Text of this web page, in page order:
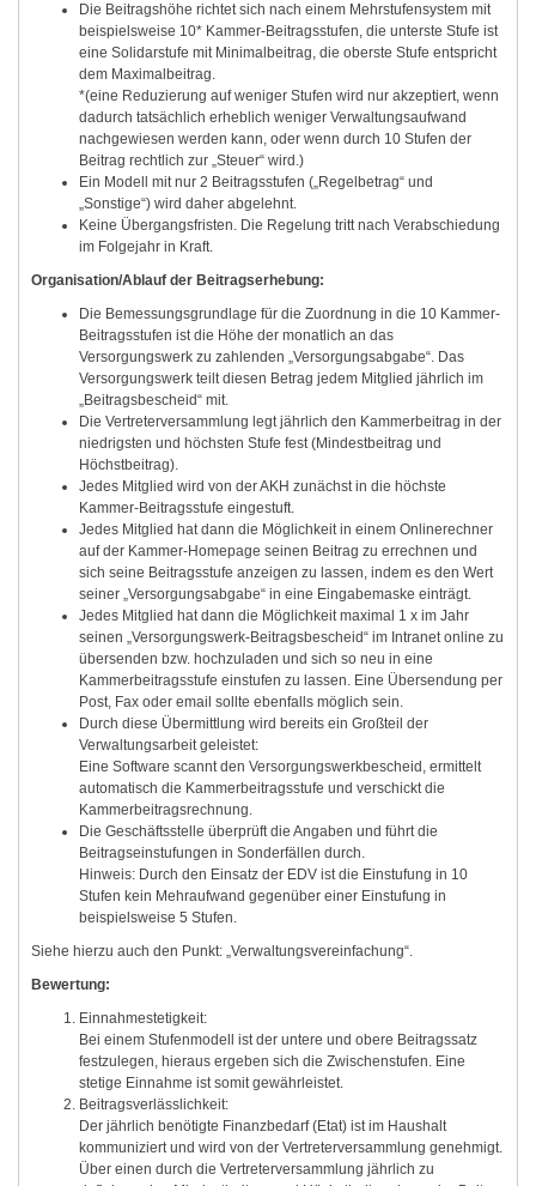
Die Beitragshöhe richtet sich nach einem Mehrstufensystem mit
beispielsweise 10* Kammer-Beitragsstufen, die unterste Stufe ist
eine Solidarstufe mit Minimalbeitrag, die oberste Stufe entspricht
dem Maximalbeitrag.
*(eine Reduzierung auf weniger Stufen wird nur akzeptiert, wenn
dadurch tatsächlich erheblich weniger Verwaltungsaufwand
nachgewiesen werden kann, oder wenn durch 10 Stufen der
Beitrag rechtlich zur „Steuer“ wird.)
Ein Modell mit nur 2 Beitragsstufen („Regelbetrag“ und
„Sonstige“) wird daher abgelehnt.
Keine Übergangsfristen. Die Regelung tritt nach Verabschiedung
im Folgejahr in Kraft.
Organisation/Ablauf der Beitragserhebung:
Die Bemessungsgrundlage für die Zuordnung in die 10 Kammer-
Beitragsstufen ist die Höhe der monatlich an das
Versorgungswerk zu zahlenden „Versorgungsabgabe“. Das
Versorgungswerk teilt diesen Betrag jedem Mitglied jährlich im
„Beitragsbescheid“ mit.
Die Vertreterversammlung legt jährlich den Kammerbeitrag in der
niedrigsten und höchsten Stufe fest (Mindestbeitrag und
Höchstbeitrag).
Jedes Mitglied wird von der AKH zunächst in die höchste
Kammer-Beitragsstufe eingestuft.
Jedes Mitglied hat dann die Möglichkeit in einem Onlinerechner
auf der Kammer-Homepage seinen Beitrag zu errechnen und
sich seine Beitragsstufe anzeigen zu lassen, indem es den Wert
seiner „Versorgungsabgabe“ in eine Eingabemaske einträgt.
Jedes Mitglied hat dann die Möglichkeit maximal 1 x im Jahr
seinen „Versorgungswerk-Beitragsbescheid“ im Intranet online zu
übersenden bzw. hochzuladen und sich so neu in eine
Kammerbeitragsstufe einstufen zu lassen. Eine Übersendung per
Post, Fax oder email sollte ebenfalls möglich sein.
Durch diese Übermittlung wird bereits ein Großteil der
Verwaltungsarbeit geleistet:
Eine Software scannt den Versorgungswerkbescheid, ermittelt
automatisch die Kammerbeitragsstufe und verschickt die
Kammerbeitragsrechnung.
Die Geschäftsstelle überprüft die Angaben und führt die
Beitragseinstufungen in Sonderfällen durch.
Hinweis: Durch den Einsatz der EDV ist die Einstufung in 10
Stufen kein Mehraufwand gegenüber einer Einstufung in
beispielsweise 5 Stufen.
Siehe hierzu auch den Punkt: „Verwaltungsvereinfachung“.
Bewertung:
Einnahmestetigkeit:
Bei einem Stufenmodell ist der untere und obere Beitragssatz
festzulegen, hieraus ergeben sich die Zwischenstufen. Eine
stetige Einnahme ist somit gewährleistet.
Beitragsverlässlichkeit:
Der jährlich benötigte Finanzbedarf (Etat) ist im Haushalt
kommuniziert und wird von der Vertreterversammlung genehmigt.
Über einen durch die Vertreterversammlung jährlich zu